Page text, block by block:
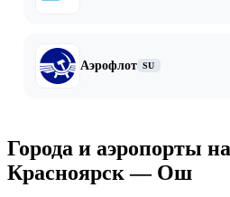
Аэрофлот SU
Города и аэропорты
Красноярск — Ош